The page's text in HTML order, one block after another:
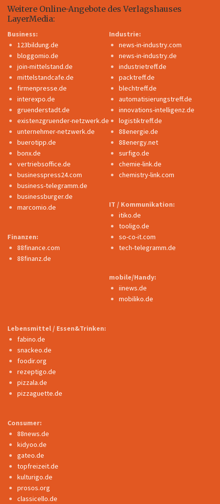
Weitere Online-Angebote des Verlagshauses
LayerMedia:
Business:
123bildung.de
bloggomio.de
join-mittelstand.de
mittelstandcafe.de
firmenpresse.de
interexpo.de
gruenderstadt.de
existenzgruender-netzwerk.de
unternehmer-netzwerk.de
buerotipp.de
bonx.de
vertriebsoffice.de
businesspress24.com
business-telegramm.de
businessburger.de
marcomio.de
Finanzen:
88finance.com
88finanz.de
Industrie:
news-in-industry.com
news-in-industry.de
industrietreff.de
packtreff.de
blechtreff.de
automatisierungstreff.de
innovations-intelligenz.de
logistiktreff.de
88energie.de
88energy.net
surfigo.de
chemie-link.de
chemistry-link.com
IT / Kommunikation:
itiko.de
tooligo.de
so-co-it.com
tech-telegramm.de
mobile/Handy:
iinews.de
mobiliko.de
Lebensmittel / Essen&Trinken:
fabino.de
snackeo.de
foodir.org
rezeptigo.de
pizzala.de
pizzaguette.de
Consumer:
88news.de
kidyoo.de
gateo.de
topfreizeit.de
kulturigo.de
prosos.org
classicello.de